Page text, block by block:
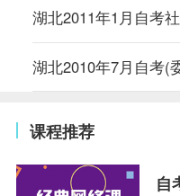
湖北2011年1月自考
湖北2010年7月自考(
课程推荐
自